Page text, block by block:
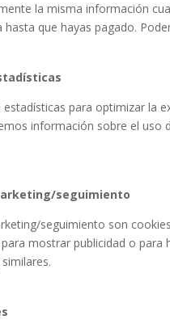
la misma información
hasta que hayas pagado.
para optimizar la
información sobre el uso
seguimiento
seguimiento son
mostrar publicidad o